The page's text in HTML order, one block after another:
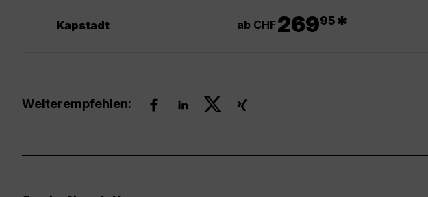
Kapstadt ab CHF26995 *
Weiterempfehlen: